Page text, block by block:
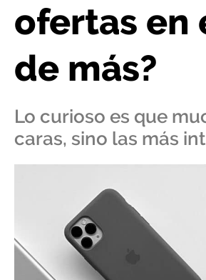
ofertas en
de más?
Lo curioso es que
caras, sino las más